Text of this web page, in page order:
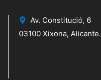
Av. Constitució, 6
03100 Xixona, Alicante.